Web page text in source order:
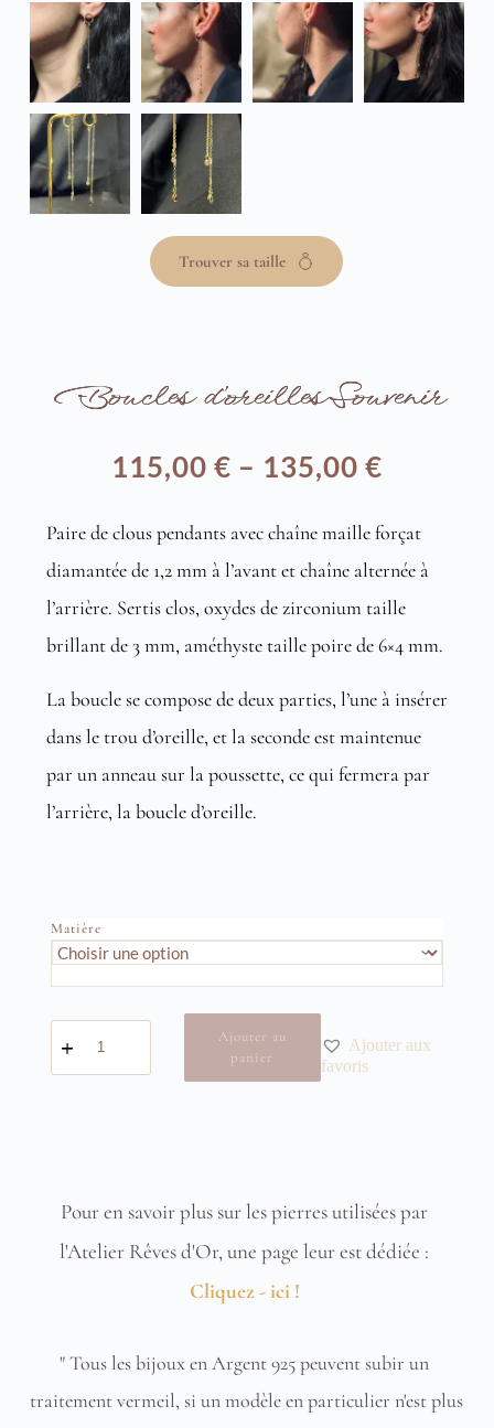
Trouver sa taille
Boucles d’oreilles Souvenir
115,00 € – 135,00 €
Plage
de
prix :
115,00 €
à
135,00 €
Paire de clous pendants avec chaîne maille forçat
diamantée de 1,2 mm à l’avant et chaîne alternée à
l’arrière. Sertis clos, oxydes de zirconium taille
brillant de 3 mm, améthyste taille poire de 6×4 mm.
La boucle se compose de deux parties, l’une à insérer
dans le trou d’oreille, et la seconde est maintenue
par un anneau sur la poussette, ce qui fermera par
l’arrière, la boucle d’oreille.
Matière
quantité
de
Ajouter au
panier
Ajouter aux
favoris
Pour en savoir plus sur les pierres utilisées par
Cliquez - ici !
" Tous les bijoux en Argent 925 peuvent subir un
traitement vermeil, si un modèle en particulier n'est plus